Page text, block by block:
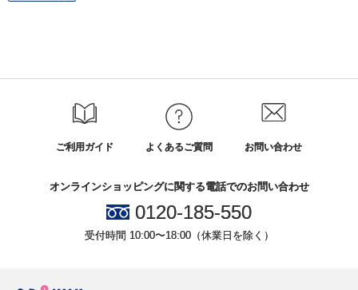
ご利用ガイド よくあるご質問 お問い合わせ
オンラインショッピングに関する電話でのお問い合わせ
0120-185-550
受付時間 10:00〜18:00（休業日を除く）